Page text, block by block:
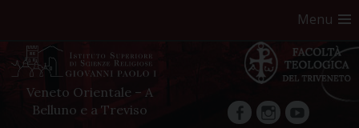
Menu
Veneto Orientale – A
Belluno e a Treviso
facebookInstagram
YouTube